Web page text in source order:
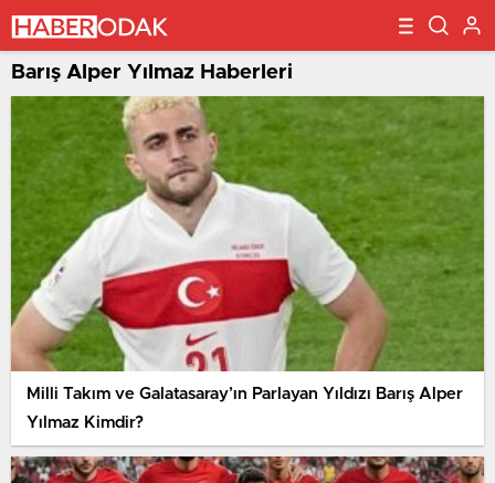
Barış Alper Yılmaz Haberleri
Milli Takım ve Galatasaray’ın Parlayan Yıldızı Barış Alper
Yılmaz Kimdir?